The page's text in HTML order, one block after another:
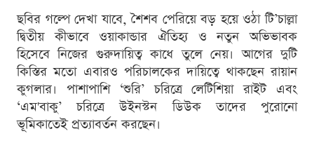
ছবির গল্পে দেখা যাবে, শৈশব পেরিয়ে বড় হয়ে ওঠা টি’চাল্লা
দ্বিতীয় কীভাবে ওয়াকান্ডার ঐতিহ্য ও নতুন অভিভাবক
হিসেবে নিজের গুরুদায়িত্ব কাধে তুলে নেয়। আগের দুটি
কিস্তির মতো এবারও পরিচালকের দায়িত্বে থাকছেন রায়ান
কুগলার। পাশাপাশি ‘শুরি’ চরিত্রে লেটিশিয়া রাইট এবং
‘এম'বাকু’ চরিত্রে উইনস্টন ডিউক তাদের পুরোনো
ভূমিকাতেই প্রত্যাবর্তন করছেন।